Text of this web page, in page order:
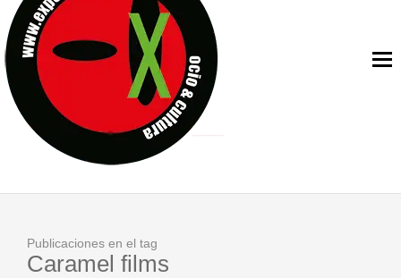
30 AÑOS (NO ES NADA) DE LA KATARSIS DEL TOMATAZO
MILITARES JUDÍAS EN #EXVITA
D’BALDOMEROS REINVENTAN [BITÁCORA 3.0] EN EXVITA
MARSHALL FLASH PRESENTA EN EXVITA [RELATIVA
JOFRE BARDAGÍ EN EXVITA INTERPRETANDO A SERRAT
Publicaciones en el tag
Caramel films